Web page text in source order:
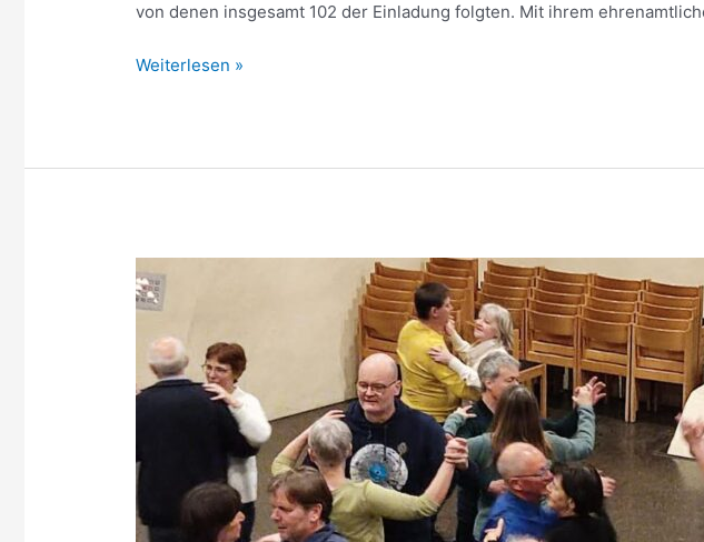
von denen insgesamt 102 der Einladung folgten. Mit ihrem
Zehnjähriges
für
Weiterlesen »